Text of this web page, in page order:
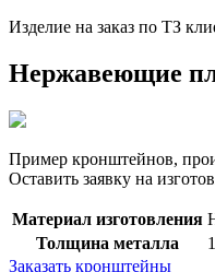
Изделие на заказ по ТЗ
Нержавеющие
Пример кронштейнов,
Оставить заявку на
Материал изготовления
Толщина металла
Заказать кронштейны